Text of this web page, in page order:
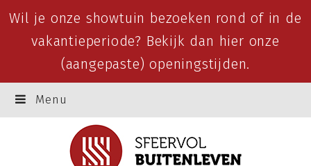
Wil je onze showtuin bezoeken rond of in de
vakantieperiode? Bekijk dan hier onze
(aangepaste) openingstijden.
Menu